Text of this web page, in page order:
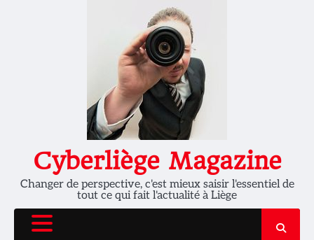
Cyberliège Magazine
Changer de perspective, c'est mieux saisir l'essentiel de
tout ce qui fait l'actualité à Liège